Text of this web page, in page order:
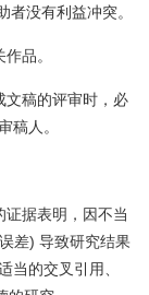
没有利益冲突。
品。
文稿的评审时，必
稿人。
据表明，因不当
差) 导致研究结果
当的交叉引用、